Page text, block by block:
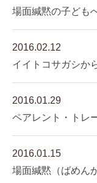
場面緘黙の子ども
2016.02.12
イイトコサガシか
2016.01.29
ペアレント・トレ
2016.01.15
場面緘黙（ばめん